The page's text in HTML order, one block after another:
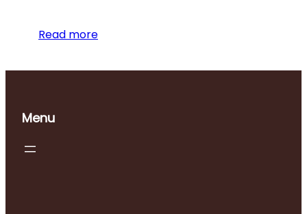
Read more
Menu